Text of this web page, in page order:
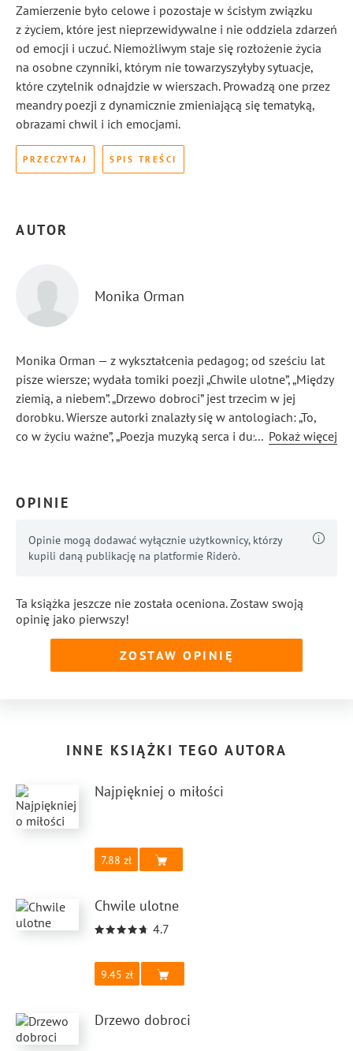
Zamierzenie było celowe i pozostaje w ścisłym związku
z życiem, które jest nieprzewidywalne i nie oddziela zdarzeń
od emocji i uczuć. Niemożliwym staje się rozłożenie życia
na osobne czynniki, którym nie towarzyszyłyby sytuacje,
które czytelnik odnajdzie w wierszach. Prowadzą one przez
meandry poezji z dynamicznie zmieniającą się tematyką,
obrazami chwil i ich emocjami.
PRZECZYTAJ SPIS TREŚCI
AUTOR
Monika Orman
Monika Orman — z wykształcenia pedagog; od sześciu lat
pisze wiersze; wydała tomiki poezji „Chwile ulotne”, „Między
ziemią, a niebem”. „Drzewo dobroci” jest trzecim w jej
dorobku. Wiersze autorki znalazły się w antologiach: „To,
co w życiu ważne”, „Poezja muzyką serca i duszy”, „Niosąc
Błacha oraz w radiu Głos Literacki.
... Pokaż więcej
OPINIE
Opinie mogą dodawać wyłącznie użytkownicy, którzy
kupili daną publikację na platformie Riderò.
Ta książka jeszcze nie została oceniona. Zostaw swoją
opinię jako pierwszy!
ZOSTAW OPINIĘ
INNE KSIĄŻKI TEGO AUTORA
Najpiękniej o miłości
7.88
Chwile ulotne
4.7
9.45
Drzewo dobroci